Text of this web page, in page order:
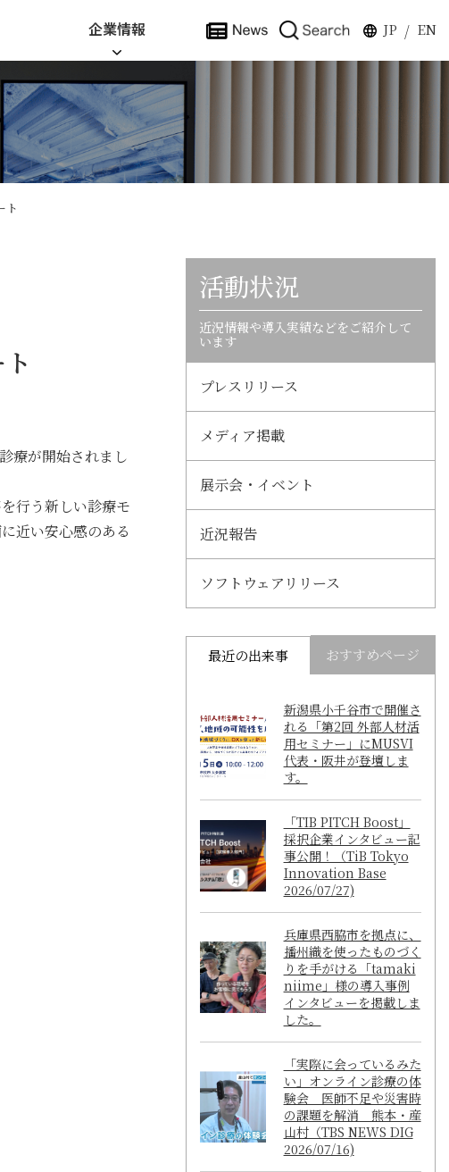
企業情報 JP / EN
ト
療が開始されまし
行う新しい診療モ
近い安心感のある
活動状況
近況情報や導入実績などをご紹介して
います
プレスリリース
メディア掲載
展示会・イベント
近況報告
ソフトウェアリリース
最近の出来事 おすすめページ
新潟県小千谷市で開催さ
れる「第2回 外部人材活
用セミナー」にMUSVI
代表・阪井が登壇しま
す。
「TIB PITCH Boost」
採択企業インタビュー記
事公開！（TiB Tokyo
Innovation Base
2026/07/27)
兵庫県西脇市を拠点に、
播州織を使ったものづく
りを手がける「tamaki
niime」様の導入事例
インタビューを掲載しま
した。
「実際に会っているみた
い」オンライン診療の体
験会 医師不足や災害時
の課題を解消 熊本・産
山村（TBS NEWS DIG
2026/07/16)